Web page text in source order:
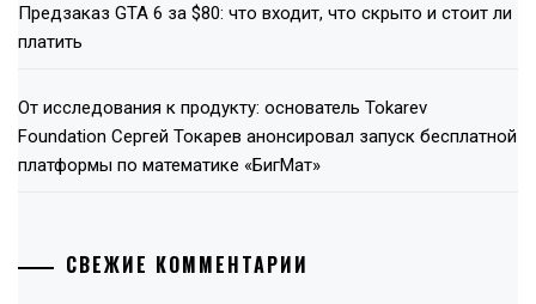
Предзаказ GTA 6 за $80: что входит, что скрыто и стоит ли
платить
От исследования к продукту: основатель Tokarev
Foundation Сергей Токарев анонсировал запуск бесплатной
платформы по математике «БигМат»
СВЕЖИЕ КОММЕНТАРИИ